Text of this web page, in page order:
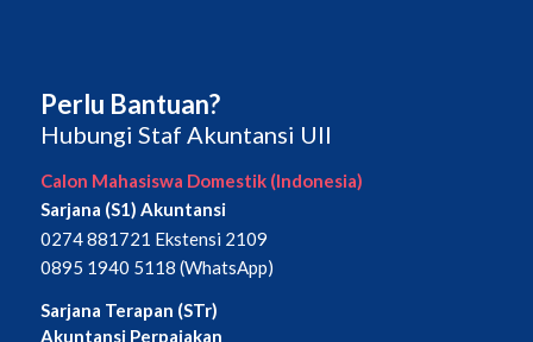
Perlu Bantuan?
Hubungi Staf Akuntansi UII
Calon Mahasiswa Domestik (Indonesia)
Sarjana (S1) Akuntansi
0274 881721 Ekstensi 2109
0895 1940 5118 (WhatsApp)
Sarjana Terapan (STr)
Akuntansi Perpajakan